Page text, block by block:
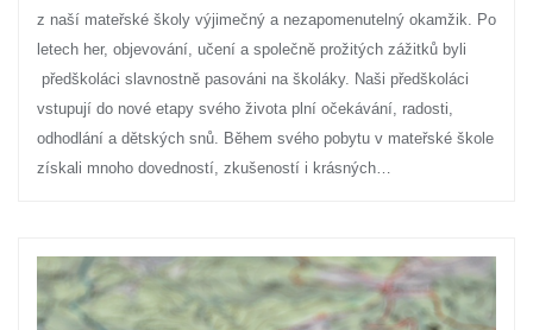
z naší mateřské školy výjimečný a nezapomenutelný okamžik. Po
letech her, objevování, učení a společně prožitých zážitků byli
předškoláci slavnostně pasováni na školáky. Naši předškoláci
vstupují do nové etapy svého života plní očekávání, radosti,
odhodlání a dětských snů. Během svého pobytu v mateřské škole
získali mnoho dovedností, zkušeností i krásných…